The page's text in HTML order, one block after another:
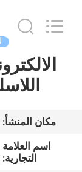
عرض
Limited.
مكان المنشأ:
اسم العلامة
التجارية: